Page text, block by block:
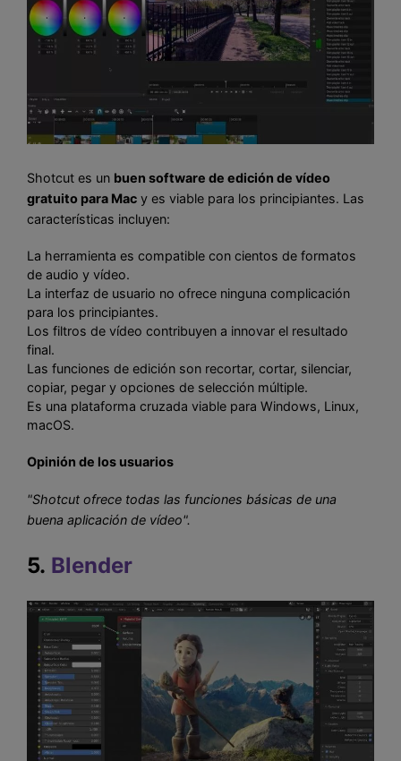
Shotcut es un buen software de edición de vídeo
gratuito para Mac y es viable para los principiantes. Las
características incluyen:
La herramienta es compatible con cientos de formatos
de audio y vídeo.
La interfaz de usuario no ofrece ninguna complicación
para los principiantes.
Los filtros de vídeo contribuyen a innovar el resultado
final.
Las funciones de edición son recortar, cortar, silenciar,
copiar, pegar y opciones de selección múltiple.
Es una plataforma cruzada viable para Windows, Linux,
macOS.
Opinión de los usuarios
"Shotcut ofrece todas las funciones básicas de una
buena aplicación de vídeo".
5. Blender